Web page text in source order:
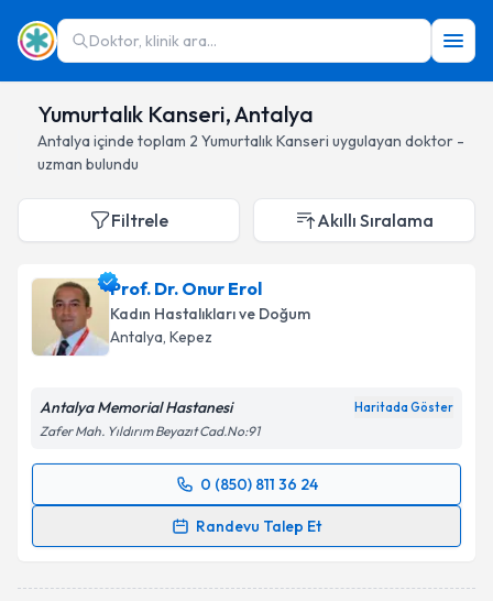
Doktor, klinik ara...
Yumurtalık Kanseri, Antalya
Antalya içinde toplam 2 Yumurtalık Kanseri uygulayan doktor -
uzman bulundu
Filtrele Akıllı Sıralama
Prof. Dr. Onur Erol
Kadın Hastalıkları ve Doğum
Antalya, Kepez
Antalya Memorial Hastanesi Haritada Göster
Zafer Mah. Yıldırım Beyazıt Cad.No:91
0 (850) 811 36 24
Randevu Talep Et
Randevu Takvimi Talebi
oluşturun. Size bu uzmandan randevu almanız için bir